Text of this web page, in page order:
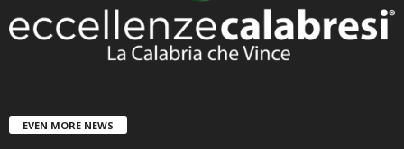
EVEN MORE NEWS